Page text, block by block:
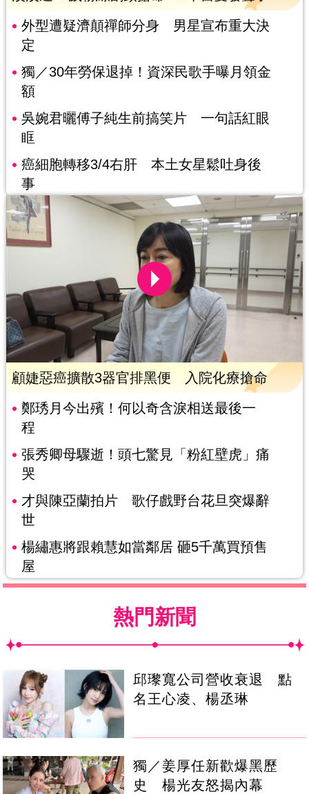
外型遭疑濟顛禪師分身 男星宣布重大決
定
獨／30年勞保退掉！資深民歌手曝月領金
額
吳婉君曬傅子純生前搞笑片 一句話紅眼
眶
癌細胞轉移3/4右肝 本土女星鬆吐身後
事
顧婕惡癌擴散3器官排黑便 入院化療搶命
鄭琇月今出殯！何以奇含淚相送最後一
程
張秀卿母驟逝！頭七驚見「粉紅壁虎」痛
哭
才與陳亞蘭拍片 歌仔戲野台花旦突爆辭
世
楊繡惠將跟賴慧如當鄰居 砸5千萬買預售
屋
熱門新聞
邱瓈寬公司營收衰退 點
名王心凌、楊丞琳
獨／姜厚任新歡爆黑歷
史 楊光友怒揭內幕